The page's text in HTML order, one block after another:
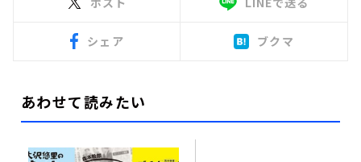
シェア ブクマ
あわせて読みたい